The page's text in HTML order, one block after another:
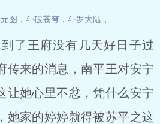
图 ， 斗破苍穹 ， 斗罗大陆 ，
了王府没有几天好日子过
传来的消息，南平王对安宁
让她心里不忿，凭什么安宁
她家的婷婷就得被苏平之这